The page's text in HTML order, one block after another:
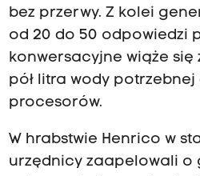
bez przerwy. Z kolei
od 20 do 50 odpowiedzi
konwersacyjne wiąże się
pół litra wody potrzebnej
procesorów.
W hrabstwie Henrico w
urzędnicy zaapelowali o